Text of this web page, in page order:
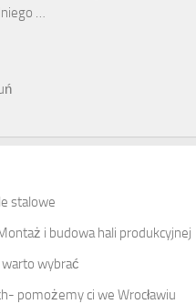
…
stalowe
i budowa hali produkcyjnej
wybrać
pomożemy ci we Wrocławiu